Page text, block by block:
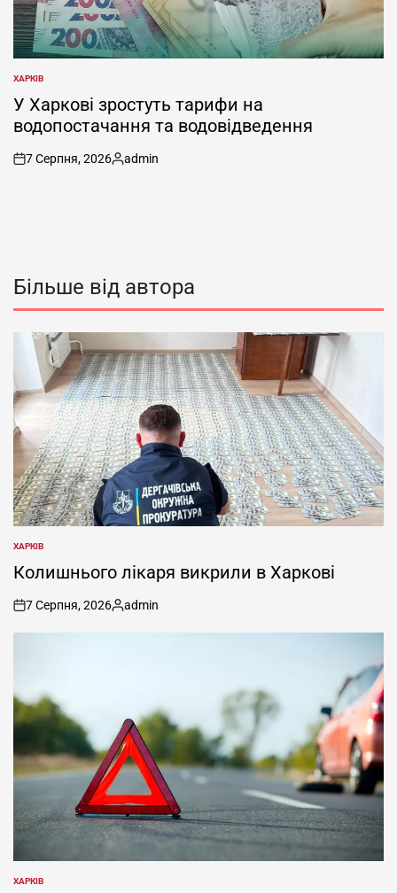
ОПУБЛІКУВАТИ
У
ХАРКІВ
У Харкові зростуть тарифи на
водопостачання та водовідведення
on
7 Серпня, 2026
Опубліковано
admin
Більше від автора
ОПУБЛІКУВАТИ
У
ХАРКІВ
Колишнього лікаря викрили в Харкові
on
7 Серпня, 2026
Опубліковано
admin
ОПУБЛІКУВАТИ
ХАРКІВ